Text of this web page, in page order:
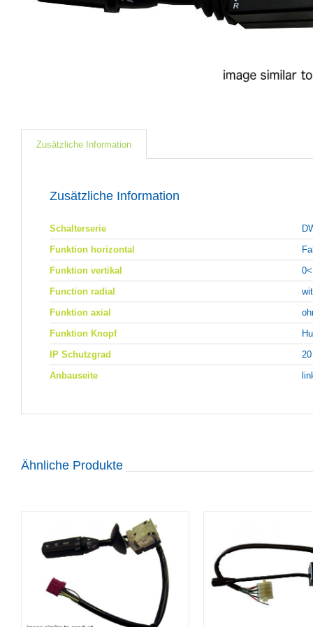
Zusätzliche Information
Zusätzliche Information
Schalterserie
Funktion horizontal
Funktion vertikal
Function radial
Funktion axial
Funktion Knopf
IP Schutzgrad
20
Anbauseite
Ähnliche Produkte